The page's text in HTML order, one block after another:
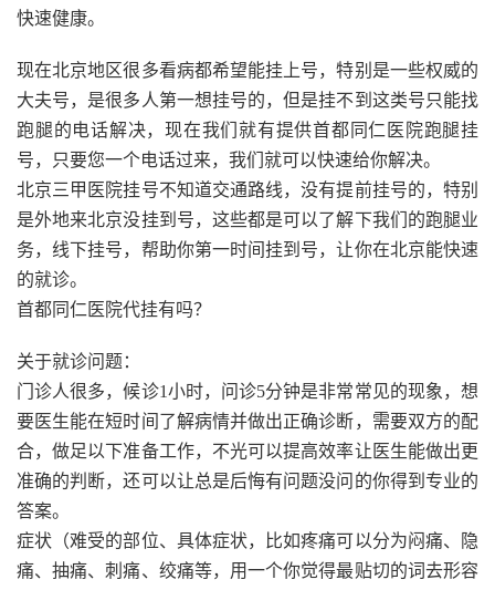
快速健康。
现在北京地区很多看病都希望能挂上号，特别是一些权威的
大夫号，是很多人第一想挂号的，但是挂不到这类号只能找
跑腿的电话解决，现在我们就有提供首都同仁医院跑腿挂
号，只要您一个电话过来，我们就可以快速给你解决。
北京三甲医院挂号不知道交通路线，没有提前挂号的，特别
是外地来北京没挂到号，这些都是可以了解下我们的跑腿业
务，线下挂号，帮助你第一时间挂到号，让你在北京能快速
的就诊。
首都同仁医院代挂有吗？
关于就诊问题：
门诊人很多，候诊1小时，问诊5分钟是非常常见的现象，想
要医生能在短时间了解病情并做出正确诊断，需要双方的配
合，做足以下准备工作，不光可以提高效率让医生能做出更
准确的判断，还可以让总是后悔有问题没问的你得到专业的
答案。
症状（难受的部位、具体症状，比如疼痛可以分为闷痛、隐
痛、抽痛、刺痛、绞痛等，用一个你觉得最贴切的词去形容